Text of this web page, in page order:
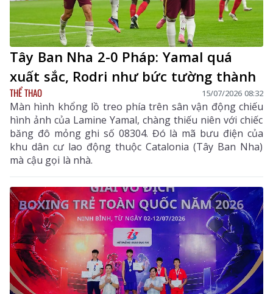
Tây Ban Nha 2-0 Pháp: Yamal quá
xuất sắc, Rodri như bức tường thành
THỂ THAO 15/07/2026 08:32
Màn hình khổng lồ treo phía trên sân vận động chiếu
hình ảnh của Lamine Yamal, chàng thiếu niên với chiếc
băng đô mỏng ghi số 08304. Đó là mã bưu điện của
khu dân cư lao động thuộc Catalonia (Tây Ban Nha)
mà cậu gọi là nhà.